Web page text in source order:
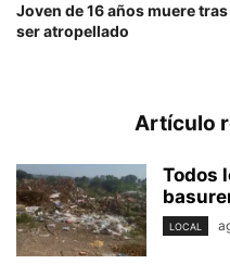
Joven de 16 años muere tras
ser atropellado
Artículo
Todos
LOCAL